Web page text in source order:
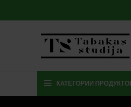
КАТЕГОРИИ